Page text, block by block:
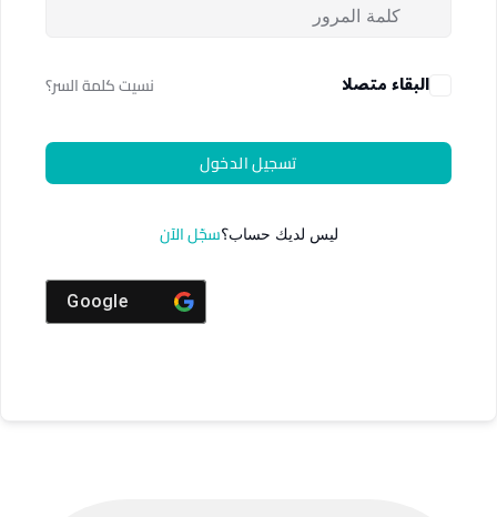
البقاء متصلا نسيت كلمة السر؟
تسجيل الدخول
ليس لديك حساب؟سجّل الآن
Google